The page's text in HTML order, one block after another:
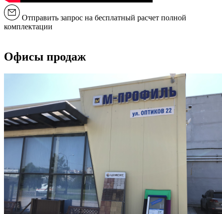
Отправить запрос на бесплатный расчет полной
комплектации
Офисы продаж